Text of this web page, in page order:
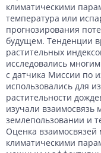
климатическими
температура или
прогнозирования
будущем. Тенденции
растительных
исследовались
с датчика Миссии по
использовались для
растительности
изучали
землепользовании и
Оценка взаимосвязей
климатическими